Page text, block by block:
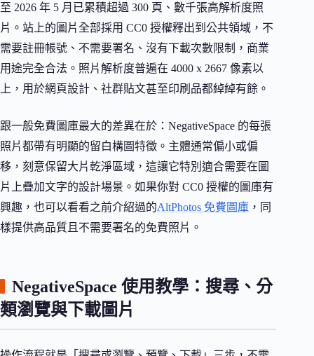
至 2026 年 5 月已累積超過 300 頁、數千張高解析度照
片。站上的圖片全部採用 CC0 授權釋出到公共領域，不
需要註冊帳號、不需要署名、沒有下載次數限制，商業
用途完全合法。照片解析度普遍在 4000 x 2667 像素以
上，用於網頁設計、社群貼文甚至印刷品都綽綽有餘。
跟一般免費圖庫最大的差異在於：NegativeSpace 的每張
照片都帶有明顯的留白構圖特徵。主體通常偏小或偏
移，刻意保留大片乾淨區域，這讓它特別適合需要在圖
片上疊加文字的設計場景。如果你對 CC0 授權的圖庫有
興趣，也可以看看之前介紹過的AltPhotos 免費圖庫 ，同
樣提供高品質且不需要署名的免費照片。
NegativeSpace 使用教學：搜尋、分
類瀏覽與下載圖片